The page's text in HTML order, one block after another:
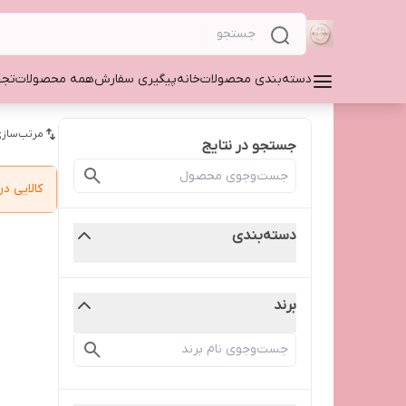
دسته‌بندی محصولاتخانهپیگیری سفارشهمه محصولات
جستجو در نتایج
دسته‌بندی
برند